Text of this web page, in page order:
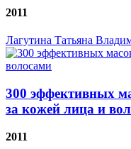
2011
Лагутина Татьяна
300 эффективных
за кожей лица и
2011